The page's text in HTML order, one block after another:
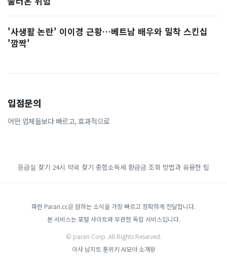
'사생활 논란' 이이경 근황…베트남 배우와 밀착 스킨십
'깜짝'
입점문의
어떤 업체들보다 빠르고, 효과적으로
응급실 찾기 24시 약국 찾기 종합소득세 환급금 조회 방법과 유용한 팁
파란 Paran.cc은 원하는 소식을 가장 빠르고 정확하게 전달합니다.
본 서비스는 포털 사이트와 무관한 독립 서비스입니다.
© paran Corp. All Rights Reserved.
이사 남지트 툰위키 AI모아 소개왕